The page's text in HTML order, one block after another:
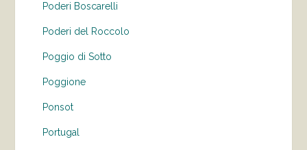
Poderi Boscarelli
Poderi del Roccolo
Poggio di Sotto
Poggione
Ponsot
Portugal